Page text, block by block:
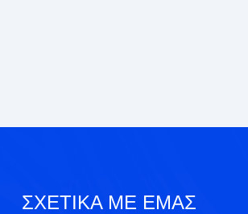
ΣΧΕΤΙΚΆ ΜΕ ΕΜΆΣ